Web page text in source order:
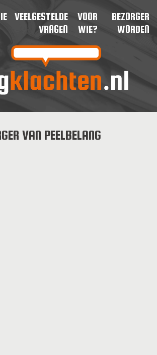
VEELGESTELDE
VRAGEN
VOOR
WIE?
BEZORGER
WORDEN
VAN PEELBELANG